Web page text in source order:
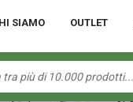
SIAMO OUTLET